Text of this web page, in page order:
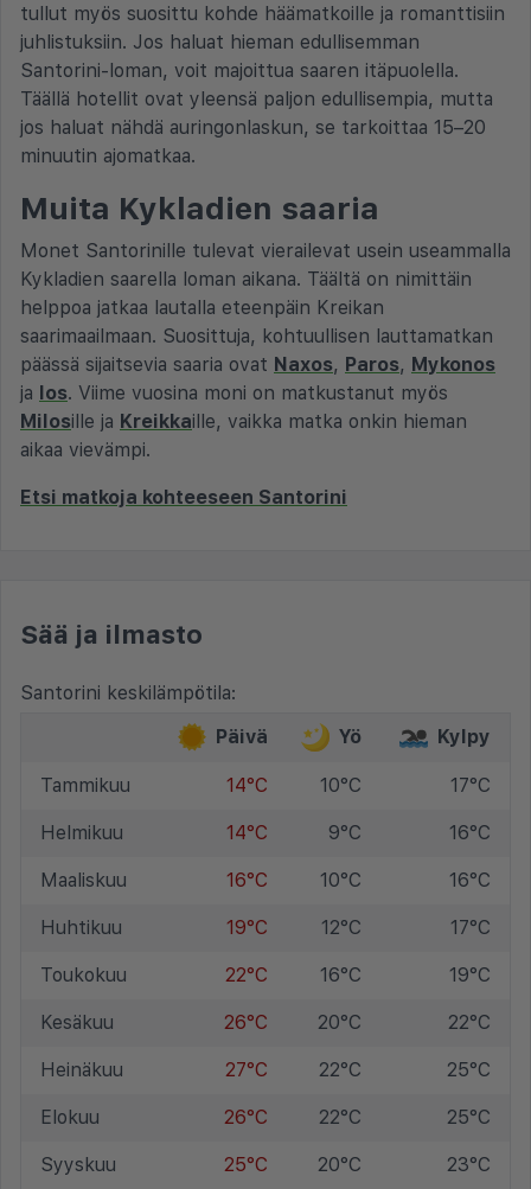
tullut myös suosittu kohde häämatkoille ja romanttisiin
juhlistuksiin. Jos haluat hieman edullisemman
Santorini-loman, voit majoittua saaren itäpuolella.
Täällä hotellit ovat yleensä paljon edullisempia, mutta
jos haluat nähdä auringonlaskun, se tarkoittaa 15–20
minuutin ajomatkaa.
Muita Kykladien saaria
Monet Santorinille tulevat vierailevat usein useammalla
Kykladien saarella loman aikana. Täältä on nimittäin
helppoa jatkaa lautalla eteenpäin Kreikan
saarimaailmaan. Suosittuja, kohtuullisen lauttamatkan
päässä sijaitsevia saaria ovat Naxos, Paros, Mykonos
ja Ios. Viime vuosina moni on matkustanut myös
Milosille ja Kreikkaille, vaikka matka onkin hieman
aikaa vievämpi.
Etsi matkoja kohteeseen Santorini
Sää ja ilmasto
Santorini keskilämpötila:
Päivä
Yö Kylpy
Tammikuu 14°C 10°C 17°C
Helmikuu 14°C 9°C 16°C
Maaliskuu 16°C 10°C 16°C
Huhtikuu 19°C 12°C 17°C
Toukokuu 22°C 16°C 19°C
Kesäkuu 26°C 20°C 22°C
Heinäkuu 27°C 22°C 25°C
Elokuu 26°C 22°C 25°C
Syyskuu 25°C 20°C 23°C